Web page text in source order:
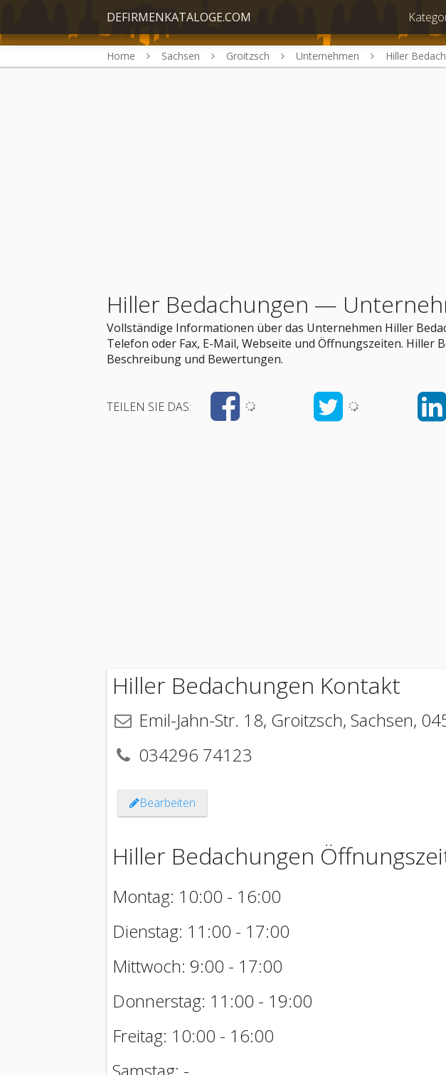
DEFIRMENKATALOGE.COM
Home Sachsen Groitzsch Unternehmen Hiller
Hiller Bedachungen —
Vollständige Informationen über das Unternehmen Hiller
Telefon oder Fax, E-Mail, Webseite und Öffnungszeiten. Hiller
Beschreibung und Bewertungen.
TEILEN SIE DAS:
Hiller Bedachungen Kontakt
Emil-Jahn-Str. 18, Groitzsch, Sachsen,
034296 74123
Bearbeiten
Hiller Bedachungen
Montag: 10:00 - 16:00
Dienstag: 11:00 - 17:00
Mittwoch: 9:00 - 17:00
Donnerstag: 11:00 - 19:00
Freitag: 10:00 - 16:00